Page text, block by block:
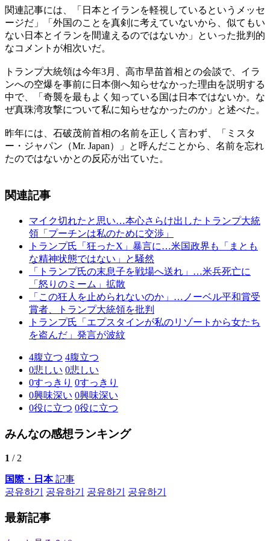
関連記事には、「日本とイランを軽視しているというメッセ
ージだ」「外国のことを真剣に考えていないから、似てもい
ない日本とイランを間違えるのではないか」といった批判的
なコメントが相次いだ。
トランプ大統領は今年3月、高市早苗首相との会談で、イラ
ンへの空爆を事前に日本側へ知らせなかった理由を説明する
中で、「奇襲を最もよく知っている国は日本ではないか。な
ぜ真珠湾攻撃について私に知らせなかったのか」と述べた。
昨年には、石破茂前首相の名前を正しく言わず、「ミスタ
ー・ジャパン（Mr. Japan）」と呼んだことから、名前を忘れ
たのではないかとの反応が出ていた。
関連記事
マイク切れたと思い…本心さらけ出したトランプ大統
領「プーチンは私のために交渉」
トランプ氏「狂ったX」暴言に…米国政界も「まとも
な精神状態ではない」と騒然
「トランプ氏の末息子を戦場へ送れ」…米兵死亡に
「怒りのミーム」拡散
「この狂人を止められないのか」…ノーベル平和賞受
賞者、トランプ大統領を批判
トランプ氏「エプスタインが私のリゾートから女たち
を盗んだ」発言が波紋
4腹立つ 4腹立つ
0悲しい 0悲しい
0すっきり 0すっきり
0興味深い 0興味深い
0役に立つ 0役に立つ
みんなの感想ランキング
1 / 2
国際・日本記事
공유하기
공유하기 공유하기 공유하기
最新記事